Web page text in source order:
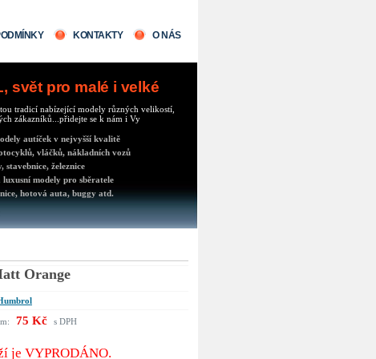
KONTAKTY O NÁS
svět pro malé i velké
tradicí nabízející modely různých velikostí,
zákazníků...přidejte se k nám i Vy
autíček v nejvyšší kvalitě
vláčků, nákladních vozů
stavebnice, železnice
modely pro sběratele
hotová auta, buggy atd.
Orange
75 Kč s DPH
je VYPRODÁNO.